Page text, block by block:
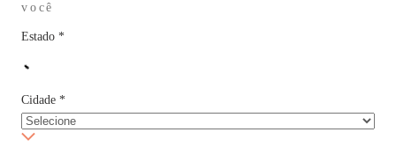
você
Estado *
Cidade *